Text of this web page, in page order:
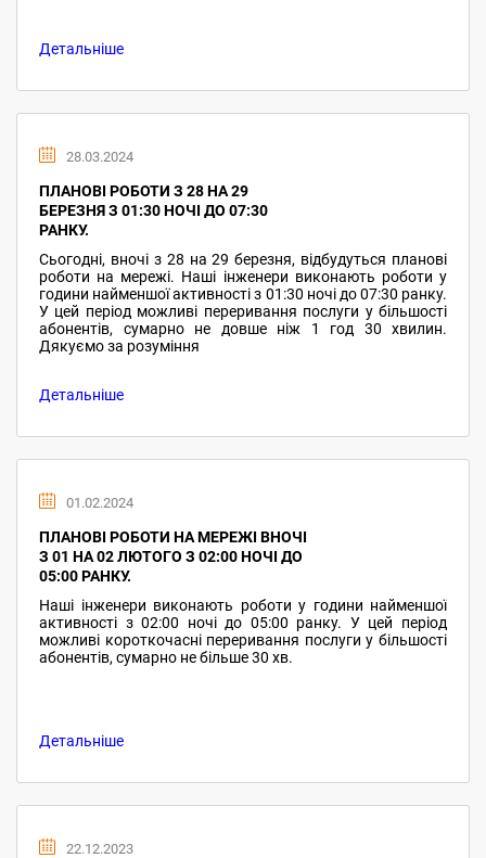
Детальніше
28.03.2024
ПЛАНОВІ РОБОТИ З 28 НА 29
БЕРЕЗНЯ З 01:30 НОЧІ ДО 07:30
РАНКУ.
Сьогодні, вночі з 28 на 29 березня, відбудуться планові
роботи на мережі. Наші інженери виконають роботи у
години найменшої активності з 01:30 ночі до 07:30 ранку.
У цей період можливі переривання послуги у більшості
абонентів, сумарно не довше ніж 1 год 30 хвилин.
Дякуємо за розуміння
Детальніше
01.02.2024
ПЛАНОВІ РОБОТИ НА МЕРЕЖІ ВНОЧІ
З 01 НА 02 ЛЮТОГО З 02:00 НОЧІ ДО
05:00 РАНКУ.
Наші інженери виконають роботи у години найменшої
активності з 02:00 ночі до 05:00 ранку. У цей період
можливі короткочасні переривання послуги у більшості
абонентів, сумарно не більше 30 хв.
Детальніше
22.12.2023